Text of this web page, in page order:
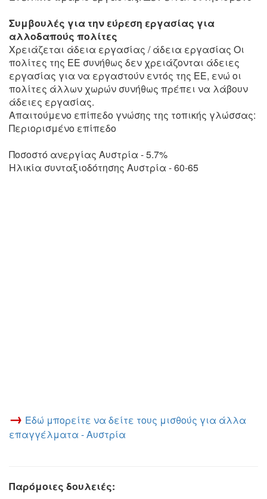
Συμβουλές για την εύρεση εργασίας για
αλλοδαπούς πολίτες
Χρειάζεται άδεια εργασίας / άδεια εργασίας Οι
πολίτες της ΕΕ συνήθως δεν χρειάζονται άδειες
εργασίας για να εργαστούν εντός της ΕΕ, ενώ οι
πολίτες άλλων χωρών συνήθως πρέπει να λάβουν
άδειες εργασίας.
Απαιτούμενο επίπεδο γνώσης της τοπικής γλώσσας:
Περιορισμένο επίπεδο
Ποσοστό ανεργίας Αυστρία - 5.7%
Ηλικία συνταξιοδότησης Αυστρία - 60-65
→ Εδώ μπορείτε να δείτε τους μισθούς για άλλα
επαγγέλματα - Αυστρία
Παρόμοιες δουλειές: